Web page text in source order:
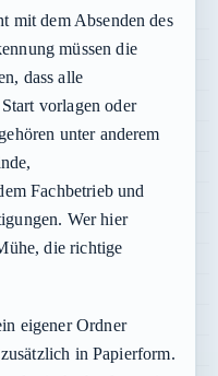
mit dem Absenden des
müssen die
dass alle
vorlagen oder
unter anderem
Fachbetrieb und
Wer hier
die richtige
eigener Ordner
in Papierform.